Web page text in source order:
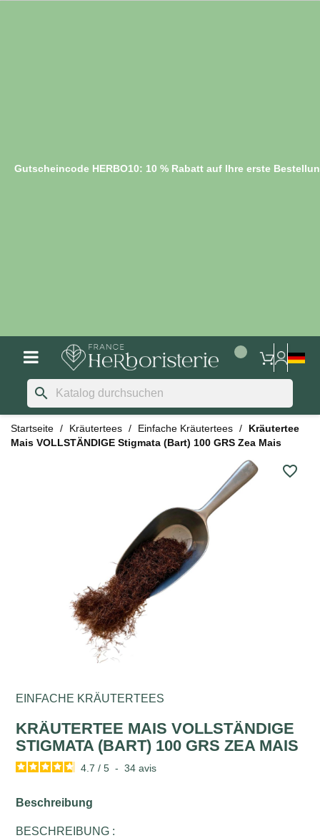
Gutscheincode HERBO10: 10 % Rabatt auf Ihre erste
search
Startseite Kräutertees Einfache Kräutertees
Kräutertee
Mais VOLLSTÄNDIGE Stigmata (Bart) 100 GRS Zea Mais
favorite_border
EINFACHE KRÄUTERTEES
KRÄUTERTEE MAIS VOLLSTÄNDIGE
STIGMATA (BART) 100 GRS ZEA MAIS
4.7 / 5 - 34avis
Beschreibung
BESCHREIBUNG :